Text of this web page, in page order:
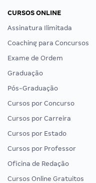
CURSOS ONLINE
Assinatura Ilimitada
Coaching para Concursos
Exame de Ordem
Graduação
Pós-Graduação
Cursos por Concurso
Cursos por Carreira
Cursos por Estado
Cursos por Professor
Oficina de Redação
Cursos Online Gratuitos